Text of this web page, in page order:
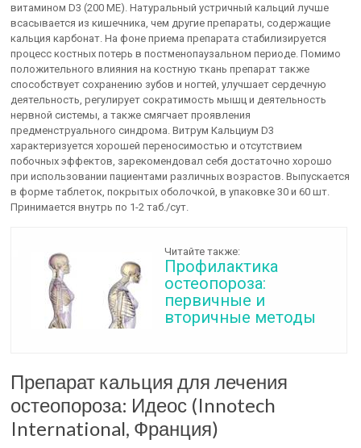
витамином D3 (200 ME). Натуральный устричный кальций лучше
всасывается из кишечника, чем другие препараты, содержащие
кальция карбонат. На фоне приема препарата стабилизируется
процесс костных потерь в постменопаузальном периоде. Помимо
положительного влияния на костную ткань препарат также
способствует сохранению зубов и ногтей, улучшает сердечную
деятельность, регулирует сократимость мышц и деятельность
нервной системы, а также смягчает проявления
предменструального синдрома. Витрум Кальциум D3
характеризуется хорошей переносимостью и отсутствием
побочных эффектов, зарекомендовал себя достаточно хорошо
при использовании пациентами различных возрастов. Выпускается
в форме таблеток, покрытых оболочкой, в упаковке 30 и 60 шт.
Принимается внутрь по 1-2 таб./сут.
Читайте также:
Профилактика
остеопороза:
первичные и
вторичные методы
Препарат кальция для лечения
остеопороза: Идеос (Innotech
International, Франция)